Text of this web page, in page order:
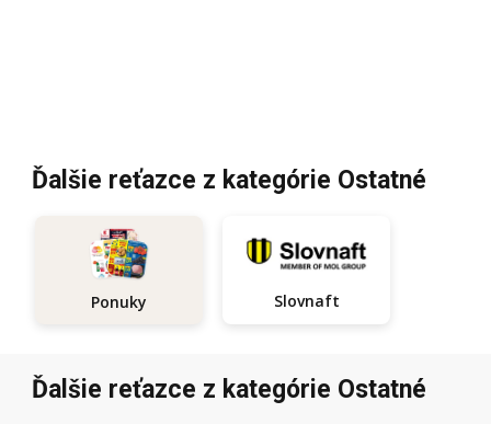
Ďalšie reťazce z kategórie Ostatné
Ponuky Slovnaft
Ďalšie reťazce z kategórie Ostatné